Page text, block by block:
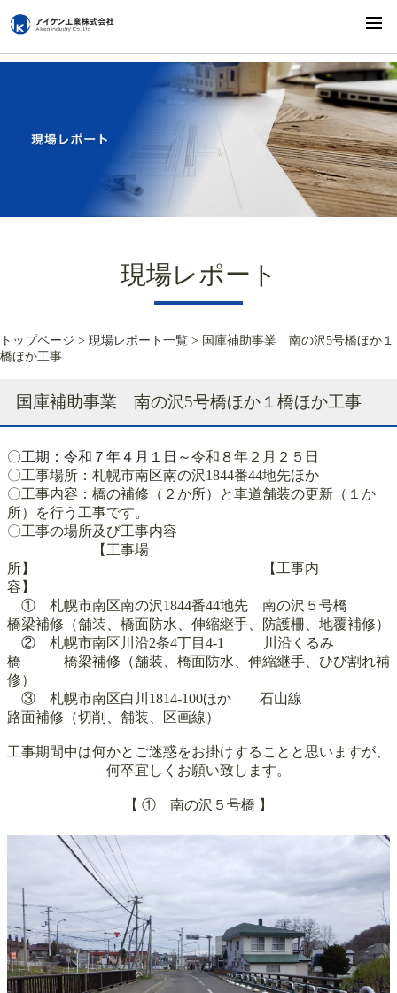
現場レポート
トップページ > 現場レポート一覧 > 国庫補助事業 南の沢5号橋ほか１
橋ほか工事
国庫補助事業 南の沢5号橋ほか１橋ほか工事
〇工期：令和７年４月１日～令和８年２月２５日
〇工事場所：札幌市南区南の沢1844番44地先ほか
〇工事内容：橋の補修（２か所）と車道舗装の更新（１か
所）を行う工事です。
〇工事の場所及び工事内容
【工事場
所】 【工事内
容】
① 札幌市南区南の沢1844番44地先 南の沢５号橋
橋梁補修（舗装、橋面防水、伸縮継手、防護柵、地覆補修）
② 札幌市南区川沿2条4丁目4-1 川沿くるみ
橋 橋梁補修（舗装、橋面防水、伸縮継手、ひび割れ補
修）
③ 札幌市南区白川1814-100ほか 石山線
路面補修（切削、舗装、区画線）
工事期間中は何かとご迷惑をお掛けすることと思いますが、
何卒宜しくお願い致します。
【 ① 南の沢５号橋 】